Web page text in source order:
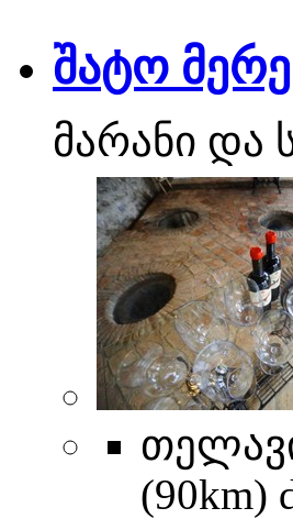
შატო მერე
მარანი და
(90km)